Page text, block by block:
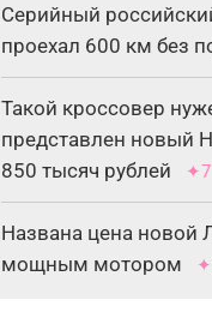
Серийный
проехал 600 км без
Такой кроссовер
представлен новый
850 тысяч рублей
✦7
Названа цена новой
мощным мотором